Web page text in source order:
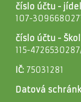
číslo účtu -
107-
číslo účtu -
115-
IČ: 75031281
Datová